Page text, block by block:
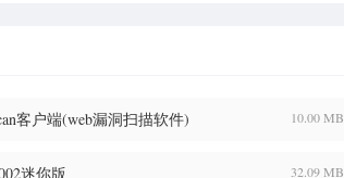
客户端(web漏洞扫描软件) 10.00 MB
迷你版 32.09 MB